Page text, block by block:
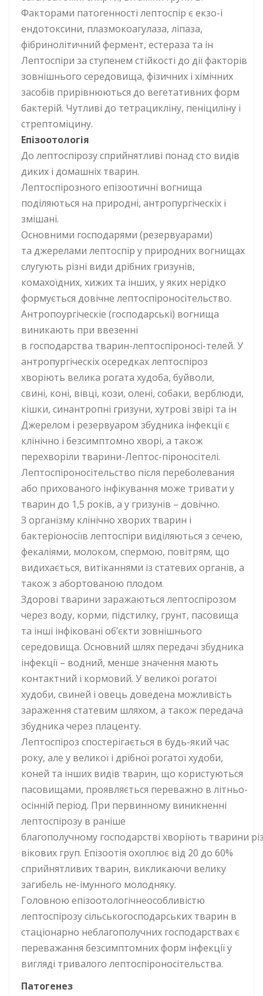
Факторами патогенності лептоспір є екзо-і
ендотоксини, плазмокоагулаза, ліпаза,
фібринолітичний фермент, естераза та ін
Лептоспіри за ступенем стійкості до дії факторів
зовнішнього середовища, фізичних і хімічних
засобів прирівнюються до вегетативних форм
бактерій. Чутливі до тетрацикліну, пеніциліну і
стрептоміцину.
Епізоотологія
До лептоспірозу сприйнятливі понад сто видів
диких і домашніх тварин.
Лептоспірозного епізоотичні вогнища
поділяються на природні, антропургіческіх і
змішані.
Основними господарями (резервуарами)
та джерелами лептоспір у природних вогнищах
слугують різні види дрібних гризунів,
комахоїдних, хижих та інших, у яких нерідко
формується довічне лептоспіроносітельство.
Антропоургіческіе (господарські) вогнища
виникають при ввезенні
в господарства тварин-лептоспіроносі-телей. У
антропургіческіх осередках лептоспіроз
хворіють велика рогата худоба, буйволи,
свині, коні, вівці, кози, олені, собаки, верблюди,
кішки, синантропні гризуни, хутрові звірі та ін
Джерелом і резервуаром збудника інфекції є
клінічно і безсимптомно хворі, а також
перехворіли тварини-Лептос-піроносітелі.
Лептоспіроносітельство після переболевания
або прихованого інфікування може тривати у
тварин до 1,5 років, а у гризунів – довічно.
З організму клінічно хворих тварин і
бактеріоносіїв лептоспіри виділяються з сечею,
фекаліями, молоком, спермою, повітрям, що
видихається, витіканнями із статевих органів, а
також з абортованою плодом.
Здорові тварини заражаються лептоспірозом
через воду, корми, підстилку, грунт, пасовища
та інші інфіковані об’єкти зовнішнього
середовища. Основний шлях передачі збудника
інфекції – водний, менше значення мають
контактний і кормовий. У великої рогатої
худоби, свиней і овець доведена можливість
зараження статевим шляхом, а також передача
збудника через плаценту.
Лептоспіроз спостерігається в будь-який час
року, але у великої і дрібної рогатої худоби,
коней та інших видів тварин, що користуються
пасовищами, проявляється переважно в літньо-
осінній період. При первинному виникненні
лептоспірозу в раніше
благополучному господарстві хворіють тварини
вікових груп. Епізоотія охоплює від 20 до 60%
сприйнятливих тварин, викликаючи велику
загибель не-імунного молодняку.
Головною епізоотологічнеособливістю
лептоспірозу сільськогосподарських тварин в
стаціонарно неблагополучних господарствах є
переважання безсимптомних форм інфекції у
вигляді тривалого лептоспіроносітельства.
Патогенез